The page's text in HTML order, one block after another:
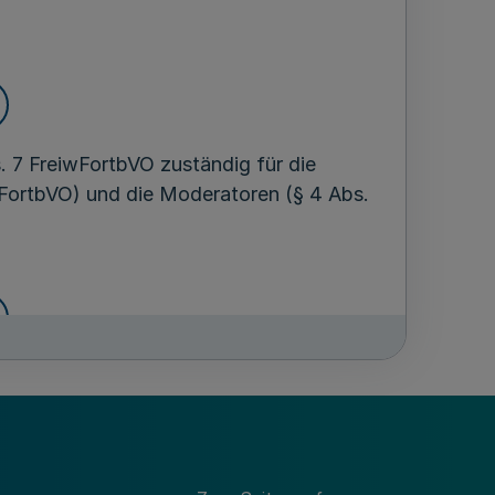
7 FreiwFortbVO zuständig für die
und die Moderatoren (§ 4 Abs.